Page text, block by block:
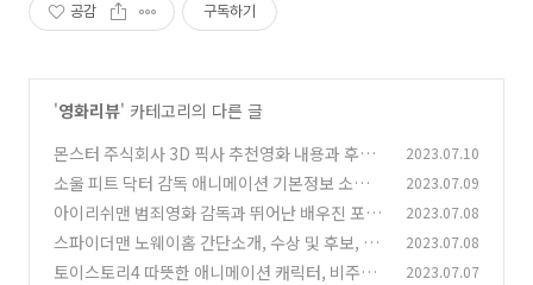
공감 구독하기
'영화리뷰' 카테고리의 다른 글
몬스터 주식회사 3D 픽사 추천영화 내용과 후기
(0)
2023.07.10
소울 피트 닥터 감독 애니메이션 기본정보 소개,
명대사
(0)
2023.07.09
아이리쉬맨 범죄영화 감독과 뛰어난 배우진 포함
정보 (0)
2023.07.08
스파이더맨 노웨이홈 간단소개, 수상 및 후보, 기
타정보
(0)
2023.07.08
토이스토리4 따뜻한 애니메이션 캐릭터, 비주얼,
2023.07.07